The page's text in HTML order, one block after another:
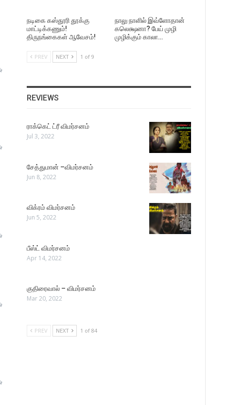
நடிகை கஸ்தூரி தூக்கு
மாட்டிக்கணும்!
திருநங்கைகள் ஆவேசம்!
நாலு நாளில் இவ்ளோதான்
கலெக்ஷனா? பேய் முழி
முழிக்கும் காலா…
PREV NEXT 1 of 9
REVIEWS
ராக்கெட் ட்ரீ விமர்சனம்
Jul 3, 2022
சேத்துமான் –விமர்சனம்
Jun 8, 2022
விக்ரம் விமர்சனம்
Jun 5, 2022
பீஸ்ட் விமர்சனம்
Apr 14, 2022
குதிரைவால் – விமர்சனம்
Mar 20, 2022
PREV NEXT 1 of 84